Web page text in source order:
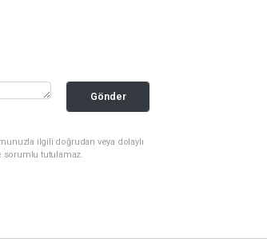
Gönder
ilgili doğrudan veya dolaylı
sorumlu tutulamaz.